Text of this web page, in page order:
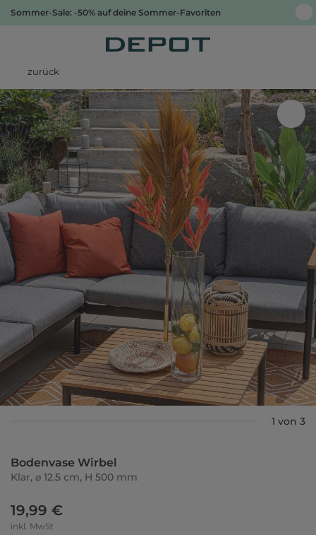
Sommer-Sale: -50% auf deine Sommer-Favoriten
zurück
1 von 3
Bodenvase Wirbel
Klar, ⌀ 12.5 cm, H 500 mm
19,99 €
inkl. MwSt